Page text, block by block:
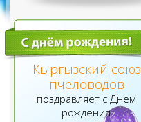
Кыргызский союз
пчеловодов
поздравляет с Днем
рождения